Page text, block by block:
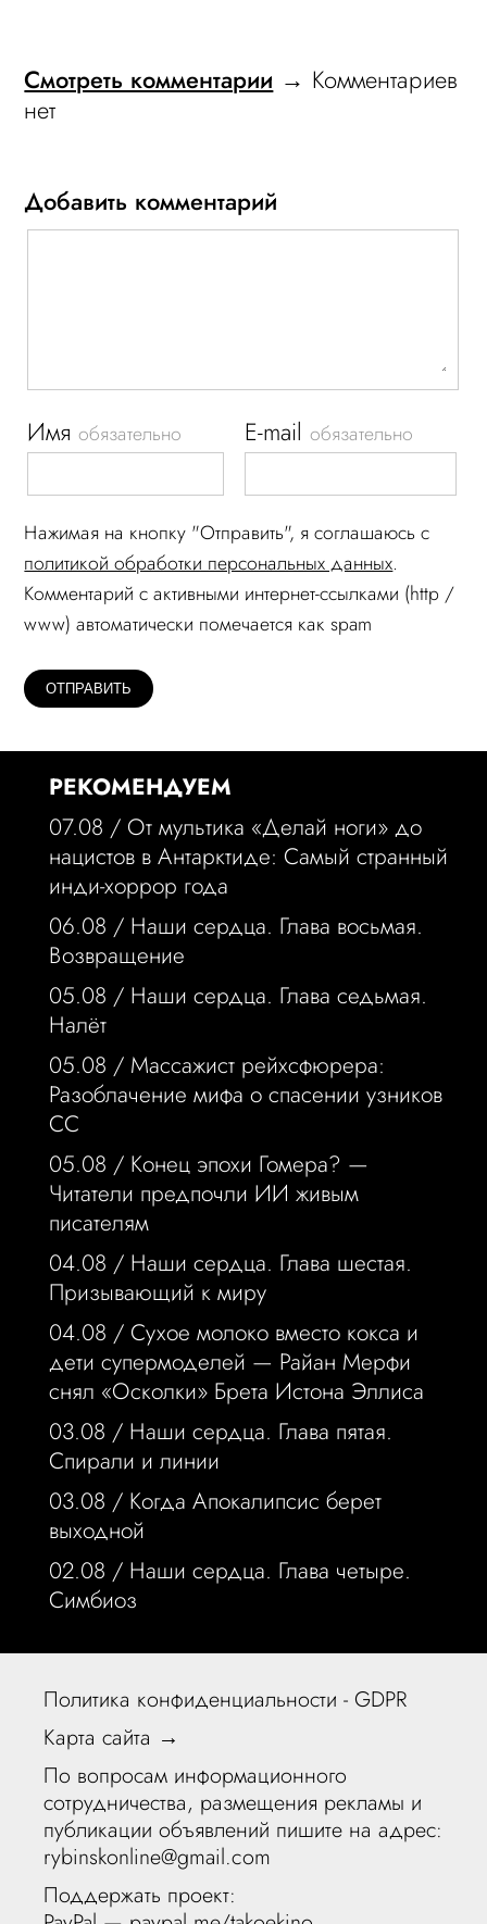
Смотреть комментарии → Комментариев
нет
Добавить комментарий
Имяобязательно E-mailобязательно
Нажимая на кнопку "Отправить", я соглашаюсь c
политикой обработки персональных данных.
Комментарий c активными интернет-ссылками (http /
www) автоматически помечается как spam
РЕКОМЕНДУЕМ
07.08 / От мультика «Делай ноги» до
нацистов в Антарктиде: Самый странный
инди-хоррор года
06.08 / Наши сердца. Глава восьмая.
Возвращение
05.08 / Наши сердца. Глава седьмая.
Налёт
05.08 / Массажист рейхсфюрера:
Разоблачение мифа о спасении узников
СС
05.08 / Конец эпохи Гомера? —
Читатели предпочли ИИ живым
писателям
04.08 / Наши сердца. Глава шестая.
Призывающий к миру
04.08 / Сухое молоко вместо кокса и
дети супермоделей — Райан Мерфи
снял «Осколки» Брета Истона Эллиса
03.08 / Наши сердца. Глава пятая.
Спирали и линии
03.08 / Когда Апокалипсис берет
выходной
02.08 / Наши сердца. Глава четыре.
Симбиоз
Политика конфиденциальности - GDPR
Карта сайта →
По вопросам информационного
сотрудничества, размещения рекламы и
публикации объявлений пишите на адрес:
rybinskonline@gmail.com
Поддержать проект: